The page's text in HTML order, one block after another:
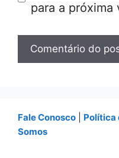
para a próxima
Fale Conosco Política
Somos